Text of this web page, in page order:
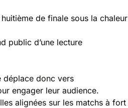
de finale sous la chaleur
public d’une lecture
déplace donc vers
engager leur audience.
alignées sur les matchs à fort